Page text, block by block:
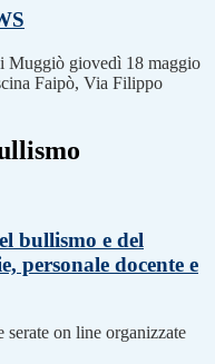
Muggiò giovedì 18 maggio
Faipò, Via Filippo
bullismo e del
personale docente e
on line organizzate